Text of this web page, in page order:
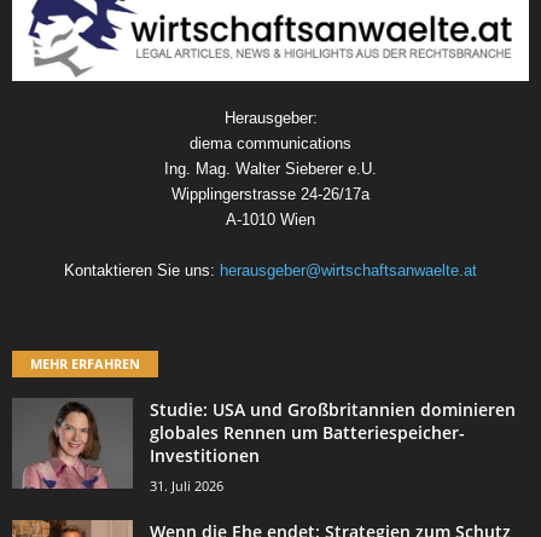
Herausgeber:
diema communications
Ing. Mag. Walter Sieberer e.U.
Wipplingerstrasse 24-26/17a
A-1010 Wien
Kontaktieren Sie uns: herausgeber@wirtschaftsanwaelte.at
MEHR ERFAHREN
Studie: USA und Großbritannien dominieren
globales Rennen um Batteriespeicher-
Investitionen
31. Juli 2026
Wenn die Ehe endet: Strategien zum Schutz